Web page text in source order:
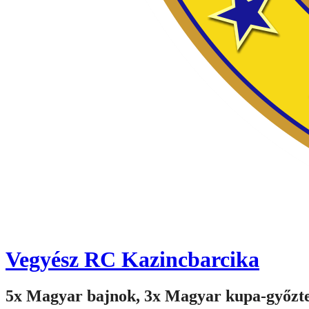
Vegyész RC Kazincbarcika
5x Magyar bajnok, 3x Magyar kupa-